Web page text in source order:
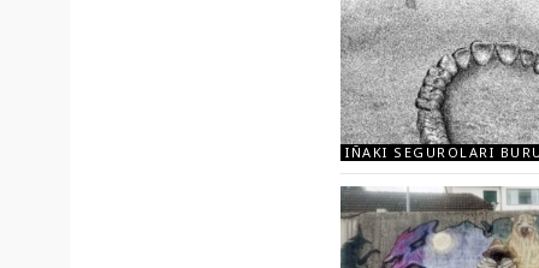
IÑAKI SEGUROLARI